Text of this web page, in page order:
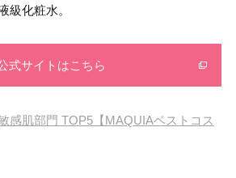
級化粧水。
式サイトはこちら
感肌部門 TOP5【MAQUIAベストコス